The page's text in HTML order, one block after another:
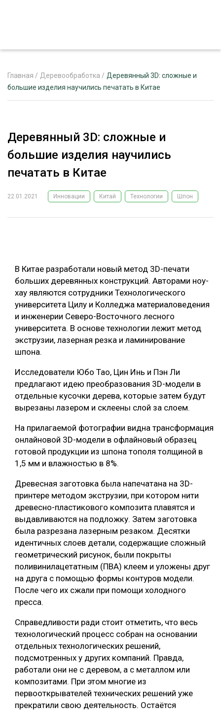
РЕКЛАМОДАТЕЛЯМ
ЛЕСНОЕ ХОЗЯЙСТВО
ЛЕСОЗАГОТОВКА
БИОЭНЕРГЕТИКА
ЛЕСОВОССТАНОВЛЕНИЕ И ЗАЩИТА
ЛОГИСТИКА
ПРОИЗВОДСТВО ДРЕВЕСНЫХ ПЛИТ
ЦБП
КОМПЛЕКСНАЯ ПЕРЕРАБОТКА
ЛЕСОПИЛЕНИЕ
СОРТИРОВКА ДРЕВЕСИНЫ
СУШКА ДРЕВЕСИНЫ
ТЕМАТИЧЕСКИЕ ПРОЕКТЫ
ПОДБОРКИ СТАТЕЙ
ЭКСПЕРТНОЕ МНЕНИЕ
Главная / Деревообработка / Деревянный 3D: сложные и
большие изделия научились печатать в Китае
Деревянный 3D: сложные и
большие изделия научились
печатать в Китае
22.01.2021 Инновации Китай Технологии Шпон
В Китае разработали новый метод 3D-печати
больших деревянных конструкций. Авторами ноу-
хау являются сотрудники Технологического
университета Цилу и Колледжа материаловедения
и инженерии Северо-Восточного лесного
университета. В основе технологии лежит метод
экструзии, лазерная резка и ламинирование
шпона.
Исследователи Юбо Тао, Цин Инь и Пэн Ли
предлагают идею преобразования 3D-модели в
отдельные кусочки дерева, которые затем будут
вырезаны лазером и склеены слой за слоем.
На прилагаемой фотографии видна трансформация
онлайновой 3D-модели в офлайновый образец
готовой продукции из шпона тополя толщиной в
1,5 мм и влажностью в 8%.
Древесная заготовка была напечатана на 3D-
принтере методом экструзии, при котором нити
древесно-пластикового композита плавятся и
выдавливаются на подложку. Затем заготовка
была разрезана лазерным резаком. Десятки
идентичных слоев детали, содержащие сложный
геометрический рисунок, были покрыты
поливинилацетатным (ПВА) клеем и уложены друг
на друга с помощью формы контуров модели.
После чего их сжали при помощи холодного
пресса.
Справедливости ради стоит отметить, что весь
технологический процесс собран на основании
отдельных технологических решений,
подсмотренных у других компаний. Правда,
работали они не с деревом, а с металлом или
композитами. При этом многие из
первооткрывателей технических решений уже
прекратили свою деятельность. Остаётся